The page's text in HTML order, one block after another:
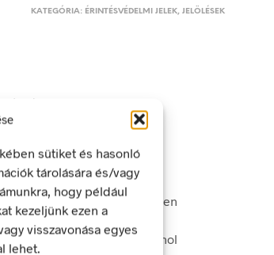
sütiket és hasonló
tárolására és/vagy
hogy például
kezeljünk ezen a
visszavonása egyes
lehet.
KATEGÓRIA: ÉRINTÉSVÉDELMI JELEK, JELÖLÉSEK
része, de a véletlen
ezért fontos, hogy az
kihelyezésre kerüljenek ahol